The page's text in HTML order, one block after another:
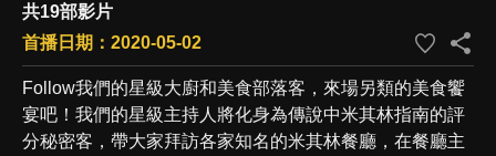
共19部影片
首播日期：2020-05-02
Follow我們的星級大廚和美食部落客，來場另類的美食饗
宴吧！我們的星級主持人將化身為傳說中米其林指南的評
分秘密客，帶大家拜訪各家知名的米其林餐廳，在餐廳主